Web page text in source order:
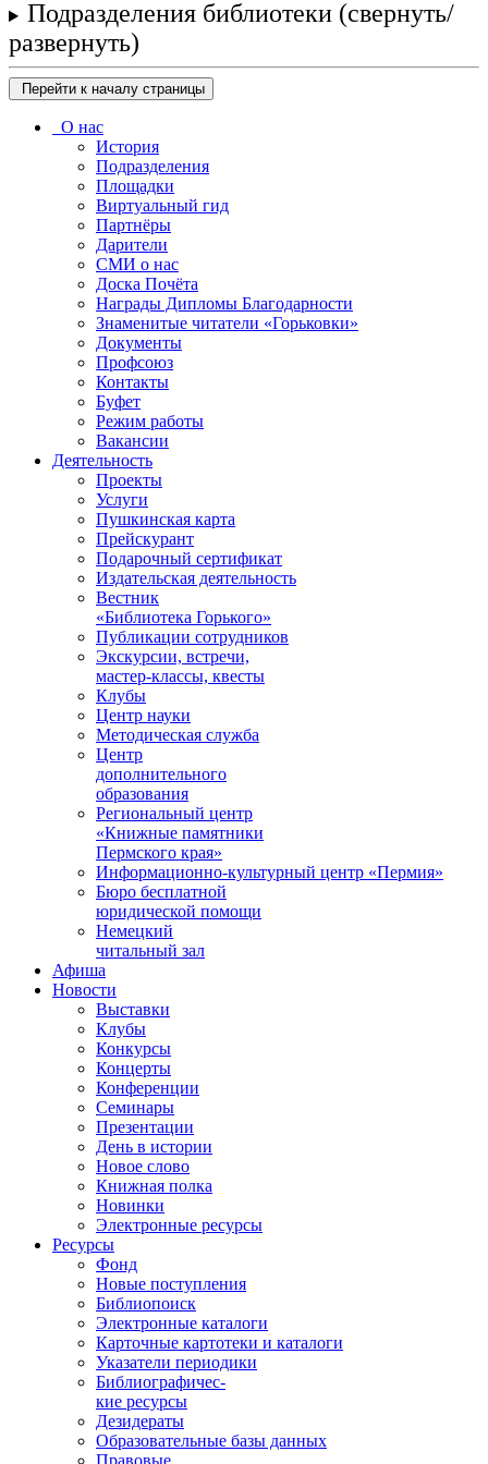
Подразделения библиотеки (свернуть/
развернуть)
Перейти к началу страницы
О нас
История
Подразделения
Площадки
Виртуальный гид
Партнёры
Дарители
СМИ о нас
Доска Почёта
Награды Дипломы Благодарности
Знаменитые читатели «Горьковки»
Документы
Профсоюз
Контакты
Буфет
Режим работы
Вакансии
Деятельность
Проекты
Услуги
Пушкинская карта
Прейскурант
Подарочный сертификат
Издательская деятельность
Вестник
«Библиотека Горького»
Публикации сотрудников
Экскурсии, встречи,
мастер-классы, квесты
Клубы
Центр науки
Методическая служба
Центр
дополнительного
образования
Региональный центр
«Книжные памятники
Пермского края»
Информационно-культурный центр «Пермия»
Бюро бесплатной
юридической помощи
Немецкий
читальный зал
Афиша
Новости
Выставки
Клубы
Конкурсы
Концерты
Конференции
Семинары
Презентации
День в истории
Новое слово
Книжная полка
Новинки
Электронные ресурсы
Ресурсы
Фонд
Новые поступления
Библиопоиск
Электронные каталоги
Карточные картотеки и каталоги
Указатели периодики
Библиографичес-
кие ресурсы
Дезидераты
Образовательные базы данных